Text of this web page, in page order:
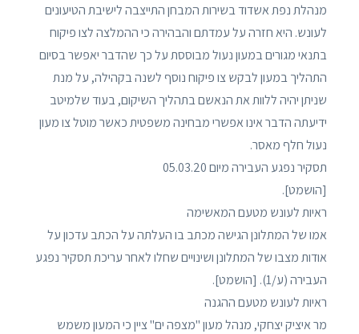
מנהלת נפת אשדוד בשירות המבחן התייצבה לישיבת הטיעונים
לעונש. היא חזרה על עמדתם והבהירה כי ההמלצה לצו פיקוח
בתנאי מגורים במעון נעול מבוססת על כך שהדבר יאפשר בסיום
התהליך במעון לבקש צו פיקוח נוסף לשנה בקהילה, על מנת
שניתן יהיה ללוות את הנאשם בתהליך השיקום, בעוד שלמיטב
ידיעתה הדבר אינו אפשרי מבחינה משפטית כאשר מוטל צו מעון
נעול חלף מאסר.
תסקיר נפגע העבירה מיום 05.03.20
[הושמט].
ראיות לעונש מטעם המאשימה
אמו של המתלונן הגישה מכתב בו העלתה על הכתב עדכון על
אודות מצבו של המתלונן ושינויים שחלו לאחר עריכת תסקיר נפגע
העבירה (ע/1). [הושמט].
ראיות לעונש מטעם ההגנה
מר איציק יצחקי, מנהל מעון "מצפה ים" ציין כי המעון משמש